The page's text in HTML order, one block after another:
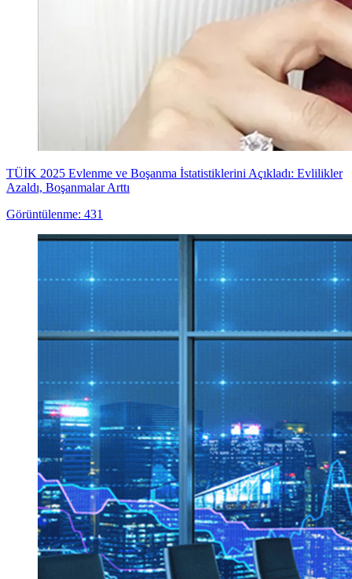
TÜİK 2025 Evlenme ve Boşanma İstatistiklerini Açıkladı: Evlilikler
Azaldı, Boşanmalar Arttı
Görüntülenme: 431